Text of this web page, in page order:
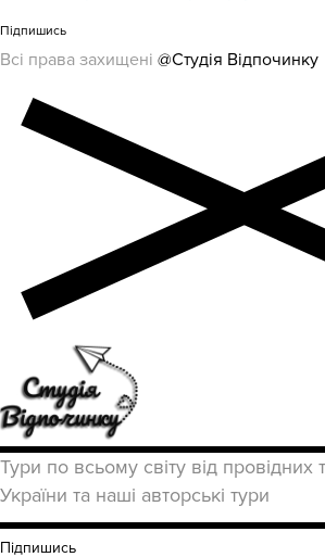
Підпишись
Всі права захищені @Студія Відпочинку
Тури по всьому світу від провідних
України та наші авторські тури
Підпишись